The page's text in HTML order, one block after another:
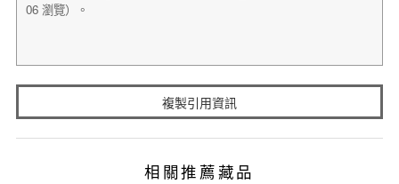
複製引用資訊
相關推薦藏品